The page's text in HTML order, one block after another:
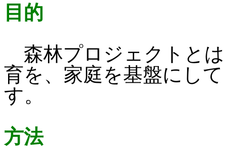
目的
森林プロジェクトと
育を、家庭を基盤にし
す。
方法